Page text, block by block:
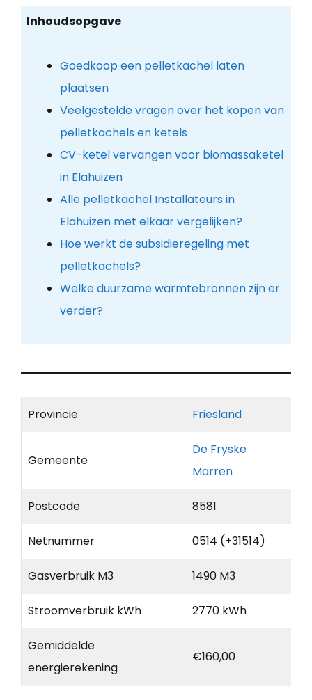
Inhoudsopgave
Goedkoop een pelletkachel laten
plaatsen
Veelgestelde vragen over het kopen van
pelletkachels en ketels
CV-ketel vervangen voor biomassaketel
in Elahuizen
Alle pelletkachel Installateurs in
Elahuizen met elkaar vergelijken?
Hoe werkt de subsidieregeling met
pelletkachels?
Welke duurzame warmtebronnen zijn er
verder?
Provincie Friesland
Gemeente
De Fryske
Marren
Postcode 8581
Netnummer 0514 (+31514)
Gasverbruik M3 1490 M3
Stroomverbruik kWh 2770 kWh
Gemiddelde
energierekening
€160,00